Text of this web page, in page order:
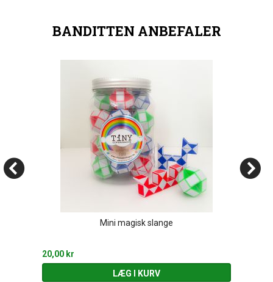
BANDITTEN ANBEFALER
Mini magisk slange
20,00 kr
LÆG I KURV